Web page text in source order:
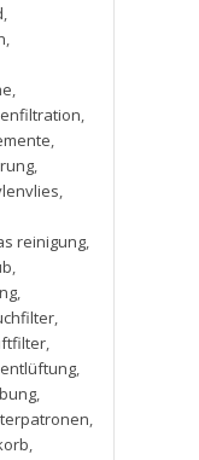
,
,
,
,
,
,
,
reinigung,
,
,
,
,
,
,
,
,